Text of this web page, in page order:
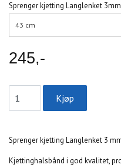
Sprenger kjetting Langlenket
43 cm
245,-
Sprenger kjetting Langlenket 3
Kjettinghalsbånd i god kvalitet,